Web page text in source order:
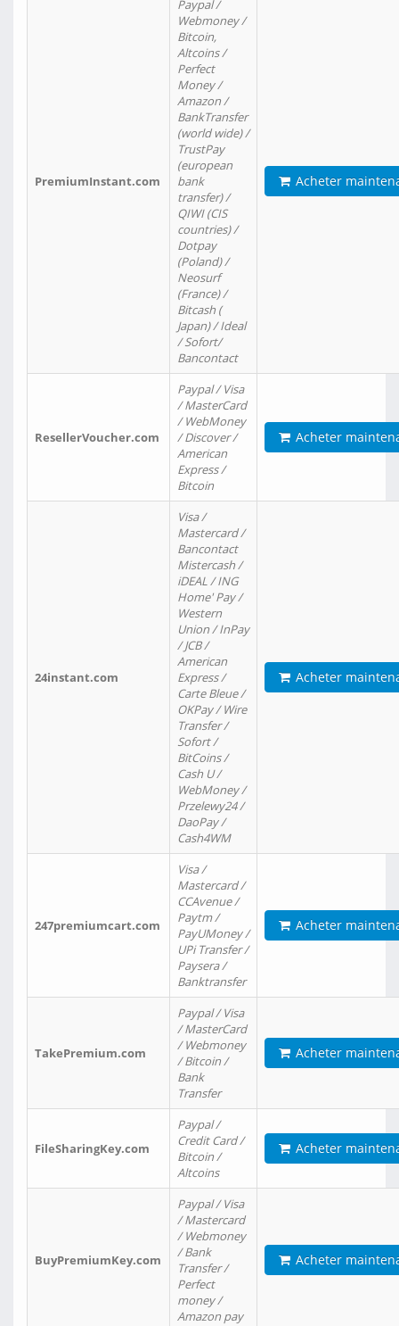
PremiumInstant.com
Paypal /
Webmoney /
Bitcoin,
Altcoins /
Perfect
Money /
Amazon /
BankTransfer
(world wide) /
TrustPay
(european
bank
transfer) /
QIWI (CIS
countries) /
Dotpay
(Poland) /
Neosurf
(France) /
Bitcash (
Japan) / Ideal
/ Sofort/
Bancontact
Acheter
ResellerVoucher.com
Paypal / Visa
/ MasterCard
/ WebMoney
/ Discover /
American
Express /
Bitcoin
Acheter
24instant.com
Visa /
Mastercard /
Bancontact
Mistercash /
iDEAL / ING
Home' Pay /
Western
Union / InPay
/ JCB /
American
Express /
Carte Bleue /
OKPay / Wire
Transfer /
Sofort /
BitCoins /
Cash U /
WebMoney /
Przelewy24 /
DaoPay /
Cash4WM
Acheter
247premiumcart.com
Visa /
Mastercard /
CCAvenue /
Paytm /
PayUMoney /
UPi Transfer /
Paysera /
Banktransfer
Acheter
TakePremium.com
Paypal / Visa
/ MasterCard
/ Webmoney
/ Bitcoin /
Bank
Transfer
Acheter
FileSharingKey.com
Paypal /
Credit Card /
Bitcoin /
Altcoins
Acheter
BuyPremiumKey.com
Paypal / Visa
/ Mastercard
/ Webmoney
/ Bank
Transfer /
Perfect
money /
Amazon pay
Acheter